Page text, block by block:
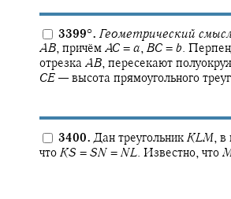
3399°. Геометрический
AB, причём AC = a, BC = b.
отрезка AB, пересекают
CE — высота прямоугольного
3400. Дан треугольник KLM, в
что KS = SN = NL. Известно, что